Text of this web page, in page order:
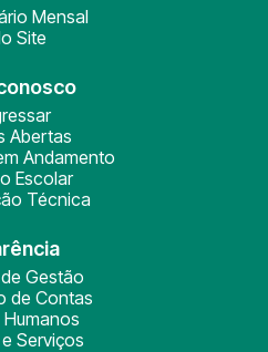
Mensal
Site
Abertas
Andamento
Escolar
Técnica
Gestão
de Contas
Serviços